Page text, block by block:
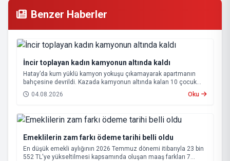
Benzer Haberler
İncir toplayan kadın kamyonun altında kaldı
Hatay’da kum yüklü kamyon yokuşu çıkamayarak apartmanın
bahçesine devrildi. Kazada kamyonun altında kalan 10 çocuk
annesi 65 yaşındaki kadın hayatını kaybetti.
04.08.2026 Oku
Emeklilerin zam farkı ödeme tarihi belli oldu
En düşük emekli aylığının 2026 Temmuz dönemi itibarıyla 23 bin
552 TL'ye yükseltilmesi kapsamında oluşan maaş farkları 7